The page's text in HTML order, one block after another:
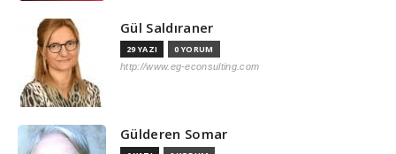
Gül Saldıraner
29 YAZI 0 YORUM
http://www.eg-econsulting.com
Gülderen Somar